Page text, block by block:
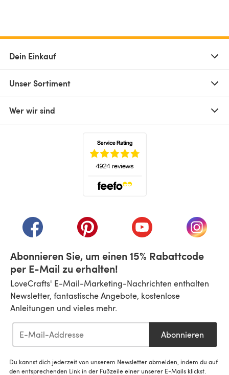
Dein Einkauf
Unser Sortiment
Wer wir sind
(öffnet sich in einem neuen Tab)
(öffnet sich in einem neuen Tab)
(öffnet sich in einem
(öffnet
Abonnieren Sie, um einen 15% Rabattcode
per E-Mail zu erhalten!
LoveCrafts' E-Mail-Marketing-Nachrichten enthalten
Newsletter, fantastische Angebote, kostenlose
Anleitungen und vieles mehr.
Abonnieren
Du kannst dich jederzeit von unserem Newsletter abmelden, indem du auf
den entsprechenden Link in der Fußzeile einer unserer E-Mails klickst.